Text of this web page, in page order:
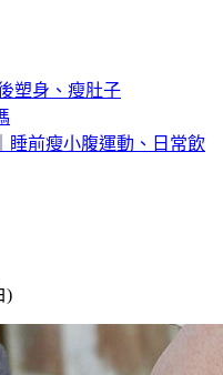
塑身、瘦肚子
睡前瘦小腹運動、日常飲
)